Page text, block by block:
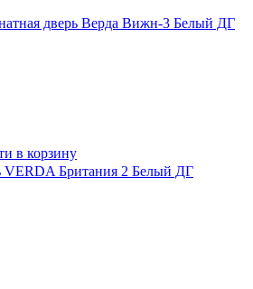
дверь Верда Вижн-3 Белый ДГ
в корзину